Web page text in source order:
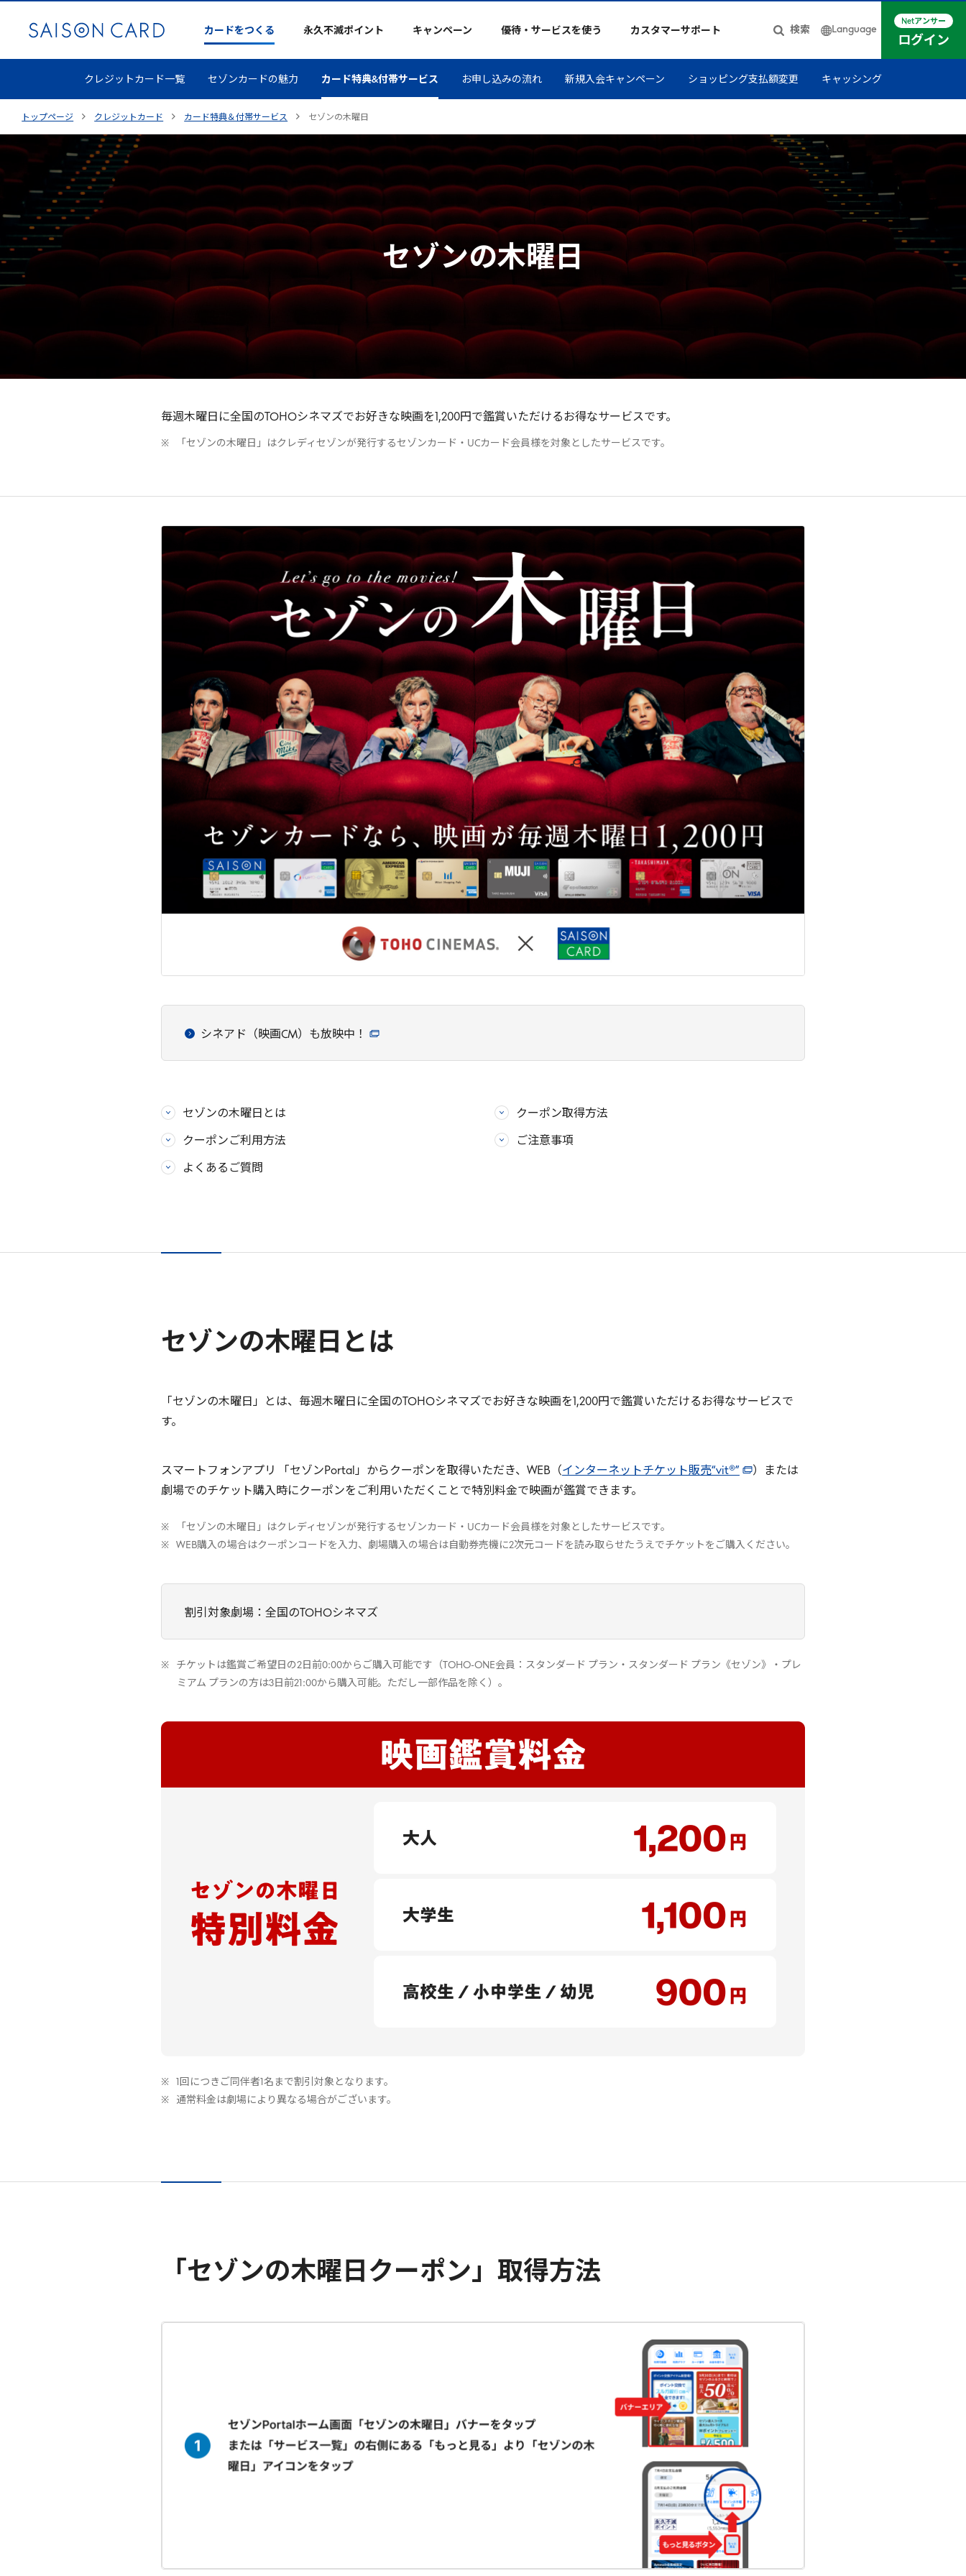
カードをつくる 永久不滅ポイント キャンペーン 優待・サービスを使う カスタマーサポート 検索 Language
Netアンサー
ログイン
クレジットカード一覧 セゾンカードの魅力 カード特典&付帯サービス お申し込みの流れ 新規入会キャンペーン ショッピング支払額変更 キャッシング
トップページ クレジットカード カード特典＆付帯サービス セゾンの木曜日
セゾンの木曜日
毎週木曜日に全国のTOHOシネマズでお好きな映画を1,200円で鑑賞いただけるお得なサービスです。
「セゾンの木曜日」はクレディセゾンが発行するセゾンカード・UCカード会員様を対象としたサービスです。
シネアド（映画CM）も放映中！
セゾンの木曜日とは クーポン取得方法
クーポンご利用方法 ご注意事項
よくあるご質問
セゾンの木曜日とは
「セゾンの木曜日」とは、毎週木曜日に全国のTOHOシネマズでお好きな映画を1,200円で鑑賞いただけるお得なサービスで
す。
スマートフォンアプリ 「セゾンPortal」からクーポンを取得いただき、WEB（インターネットチケット販売“vit®”
）または
劇場でのチケット購入時にクーポンをご利用いただくことで特別料金で映画が鑑賞できます。
「セゾンの木曜日」はクレディセゾンが発行するセゾンカード・UCカード会員様を対象としたサービスです。
WEB購入の場合はクーポンコードを入力、劇場購入の場合は自動券売機に2次元コードを読み取らせたうえでチケットをご購入ください。
割引対象劇場：全国のTOHOシネマズ
チケットは鑑賞ご希望日の2日前0:00からご購入可能です（TOHO-ONE会員：スタンダード プラン・スタンダード プラン《セゾン》・プレ
ミアム プランの方は3日前21:00から購入可能。ただし一部作品を除く）。
1回につきご同伴者1名まで割引対象となります。
通常料金は劇場により異なる場合がございます。
「セゾンの木曜日クーポン」取得方法